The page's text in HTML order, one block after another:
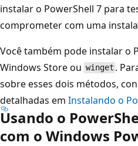
instalar o PowerShell 7 para
comprometer com uma
Você também pode instalar o
Windows Store ou winget .
sobre esses dois métodos,
detalhadas em Instalando o
Usando o
com o Windows